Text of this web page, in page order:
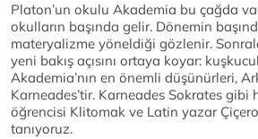
Platon’un okulu Akademia bu çağda
okulların başında gelir. Dönemin
materyalizme yöneldiği gözlenir.
yeni bakış açısını ortaya koyar:
Akademia’nın en önemli düşünürleri,
Karneades’tir. Karneades Sokrates gibi
öğrencisi Klitomak ve Latin yazar Çiçero
tanıyoruz.